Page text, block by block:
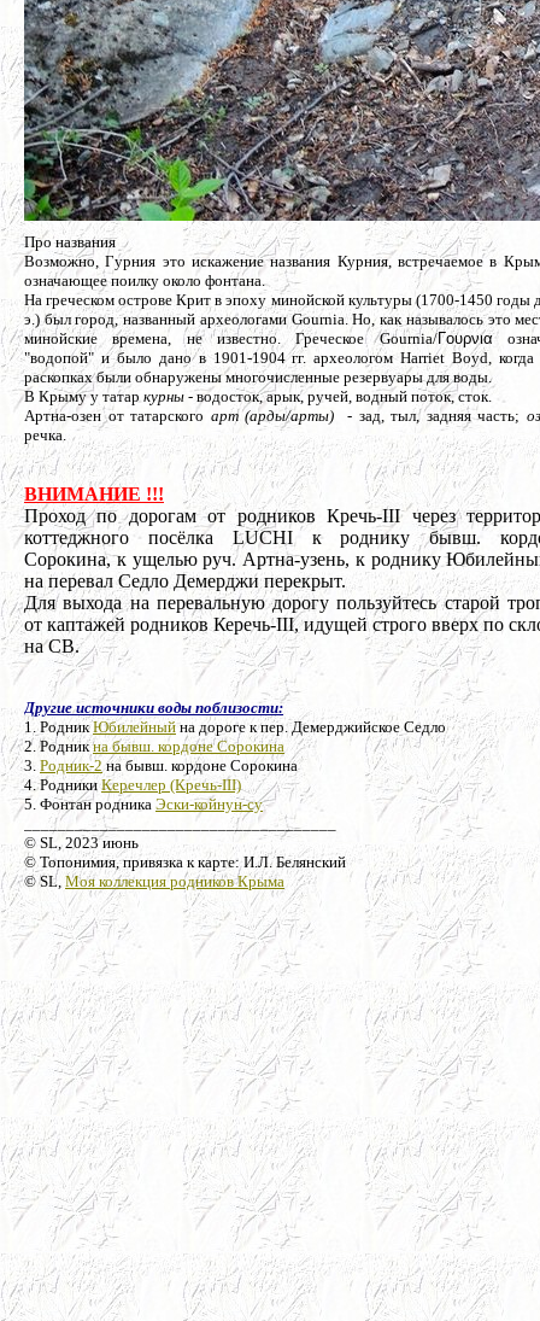
Про названия
Возможно, Гурния это искажение названия Курния, встречаемое в
означающее поилку около фонтана.
На греческом острове Крит в эпоху минойской культуры (1700-1450 годы
э.) был город, названный археологами Gournia. Но, как называлось это
минойские времена, не известно. Греческое Gournia/Γουρνια
"водопой" и было дано в 1901-1904 гг. археологом Harriet Boyd, когда
раскопках были обнаружены многочисленные резервуары для воды.
В Крыму у татаркурны - водосток, арык, ручей, водный поток, сток.
Артна-озен от татарского арт (арды/арты) - зад, тыл, задняя часть;
речка.
ВНИМАНИЕ !!!
Проход по дорогам от родников Кречь-III через
коттеджного посёлка LUCHI к роднику бывш.
Сорокина, к ущелью руч. Артна-узень, к роднику
на перевал Седло Демерджи перекрыт.
Для выхода на перевальную дорогу пользуйтесь старой
от каптажей родников Керечь-III, идущей строго вверх по
на СВ.
Другие источники воды поблизости:
1. РодникЮбилейныйна дороге к пер. Демерджийское Седло
2. Родникна бывш. кордоне Сорокина
3. Родник-2 на бывш. кордоне Сорокина
4. РодникиКеречлер (Кречь-III)
5. Фонтан родника Эски-койнун-су
_____________________________________
© SL, 2023 июнь
© Топонимия, привязка к карте: И.Л. Белянский
© SL, Моя коллекция родников Крыма